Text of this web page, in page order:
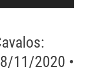
11/2020 •